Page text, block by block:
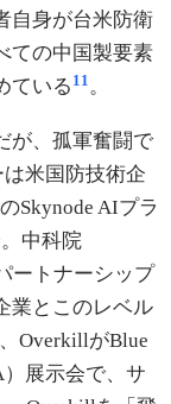
自身が台米防衛
ての中国製要素
ている 11 。
が、孤軍奮闘で
米国防技術企
Skynode AIプラ
中科院
ートナーシップ
業とこのレベル
OverkillがBlue
展示会で、サ